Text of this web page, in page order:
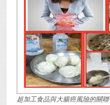
超加工食品與大腸癌風險的關聯